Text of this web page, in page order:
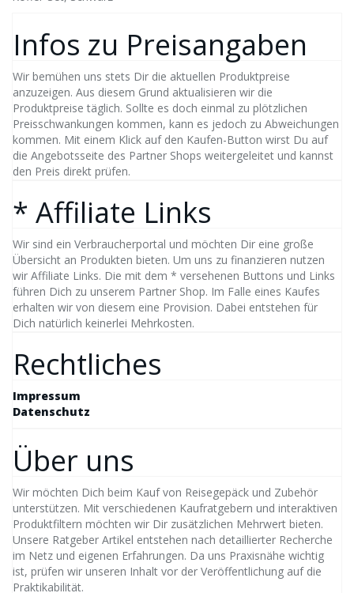
Infos zu Preisangaben
Wir bemühen uns stets Dir die aktuellen Produktpreise
anzuzeigen. Aus diesem Grund aktualisieren wir die
Produktpreise täglich. Sollte es doch einmal zu plötzlichen
Preisschwankungen kommen, kann es jedoch zu Abweichungen
kommen. Mit einem Klick auf den Kaufen-Button wirst Du auf
die Angebotsseite des Partner Shops weitergeleitet und kannst
den Preis direkt prüfen.
* Affiliate Links
Wir sind ein Verbraucherportal und möchten Dir eine große
Übersicht an Produkten bieten. Um uns zu finanzieren nutzen
wir Affiliate Links. Die mit dem * versehenen Buttons und Links
führen Dich zu unserem Partner Shop. Im Falle eines Kaufes
erhalten wir von diesem eine Provision. Dabei entstehen für
Dich natürlich keinerlei Mehrkosten.
Rechtliches
Impressum
Datenschutz
Über uns
Wir möchten Dich beim Kauf von Reisegepäck und Zubehör
unterstützen. Mit verschiedenen Kaufratgebern und interaktiven
Produktfiltern möchten wir Dir zusätzlichen Mehrwert bieten.
Unsere Ratgeber Artikel entstehen nach detaillierter Recherche
im Netz und eigenen Erfahrungen. Da uns Praxisnähe wichtig
ist, prüfen wir unseren Inhalt vor der Veröffentlichung auf die
Praktikabilität.